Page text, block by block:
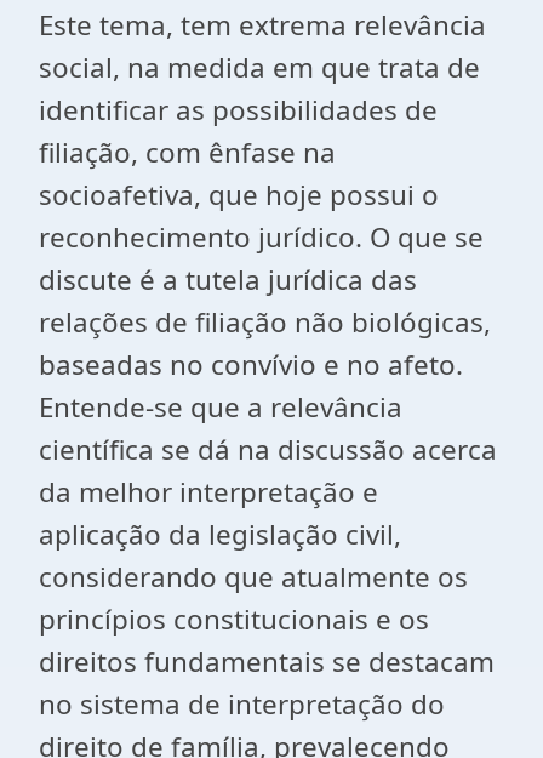
Este tema, tem extrema relevância
social, na medida em que trata de
identificar as possibilidades de
filiação, com ênfase na
socioafetiva, que hoje possui o
reconhecimento jurídico. O que se
discute é a tutela jurídica das
relações de filiação não biológicas,
baseadas no convívio e no afeto.
Entende-se que a relevância
científica se dá na discussão acerca
da melhor interpretação e
aplicação da legislação civil,
considerando que atualmente os
princípios constitucionais e os
direitos fundamentais se destacam
no sistema de interpretação do
direito de família, prevalecendo